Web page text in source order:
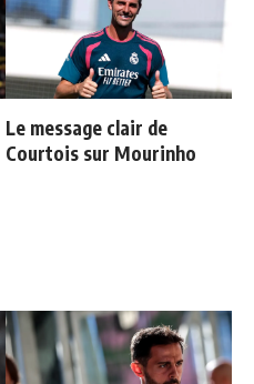
Le message clair de
Courtois sur Mourinho